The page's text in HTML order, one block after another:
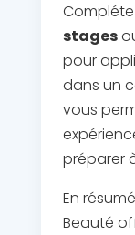
stages
pour
dans un
vous
préparer
En
Beauté